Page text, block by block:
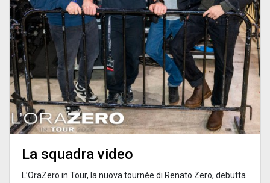
La squadra video
L’OraZero in Tour, la nuova tournée di Renato Zero, debutta